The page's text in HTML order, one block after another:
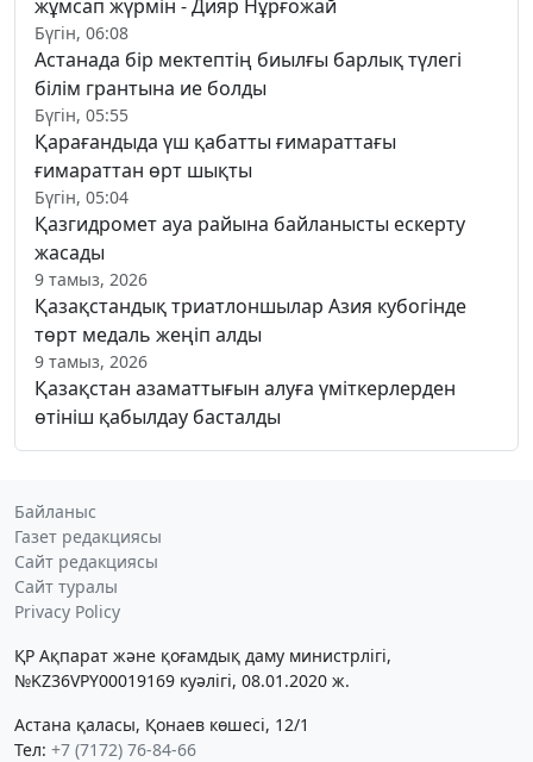
жұмсап жүрмін - Дияр Нұрғожай
Бүгін, 06:08
Астанада бір мектептің биылғы барлық түлегі
білім грантына ие болды
Бүгін, 05:55
Қарағандыда үш қабатты ғимараттағы
ғимараттан өрт шықты
Бүгін, 05:04
Қазгидромет ауа райына байланысты ескерту
жасады
9 тамыз, 2026
Қазақстандық триатлоншылар Азия кубогінде
төрт медаль жеңіп алды
9 тамыз, 2026
Қазақстан азаматтығын алуға үміткерлерден
өтініш қабылдау басталды
Байланыс
Газет редакциясы
Сайт редакциясы
Сайт туралы
Privacy Policy
ҚР Ақпарат және қоғамдық даму министрлігі,
№KZ36VPY00019169 куәлігі, 08.01.2020 ж.
Астана қаласы, Қонаев көшесі, 12/1
Тел: +7 (7172) 76-84-66